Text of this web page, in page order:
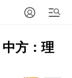
方：理